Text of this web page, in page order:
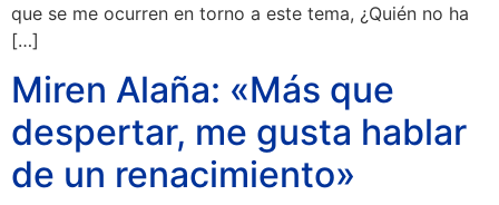
que se me ocurren en torno a este tema, ¿Quién no ha
[…]
Miren Alaña: «Más que
despertar, me gusta hablar
de un renacimiento»